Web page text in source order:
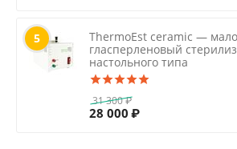
5
ThermoEst ceramic —
гласперленовый
настольного типа
31 300₽
28 000 ₽